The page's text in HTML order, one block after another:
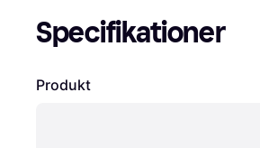
Specifikationer
Produkt